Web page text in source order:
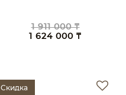
1 911 000 ₸
1 624 000 ₸
Скидка